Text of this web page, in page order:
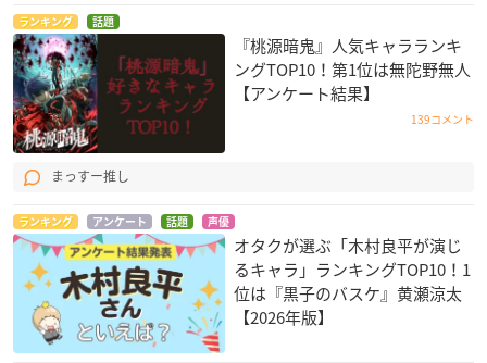
ランキング 話題
『桃源暗鬼』人気キャラランキ
ングTOP10！第1位は無陀野無人
【アンケート結果】
139コメント
まっすー推し
ランキング アンケート 話題 声優
オタクが選ぶ「木村良平が演じ
るキャラ」ランキングTOP10！1
位は『黒子のバスケ』黄瀬涼太
【2026年版】